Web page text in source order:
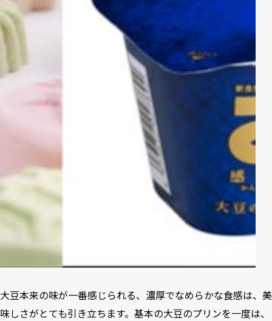
大豆本来の味が一番感じられる、濃厚でなめらかな食感は、美
味しさがとても引き立ちます。基本の大豆のプリンを一度は、